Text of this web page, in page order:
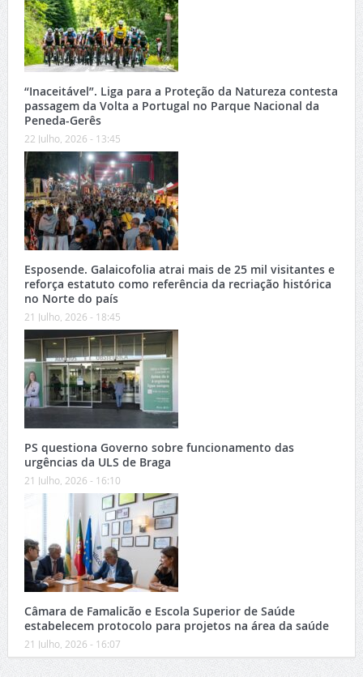
“Inaceitável”. Liga para a Proteção da Natureza contesta
passagem da Volta a Portugal no Parque Nacional da
Peneda-Gerês
22 Julho, 2026 - 13:45
Esposende. Galaicofolia atrai mais de 25 mil visitantes e
reforça estatuto como referência da recriação histórica
no Norte do país
21 Julho, 2026 - 18:45
PS questiona Governo sobre funcionamento das
urgências da ULS de Braga
21 Julho, 2026 - 16:10
Câmara de Famalicão e Escola Superior de Saúde
estabelecem protocolo para projetos na área da saúde
21 Julho, 2026 - 16:07